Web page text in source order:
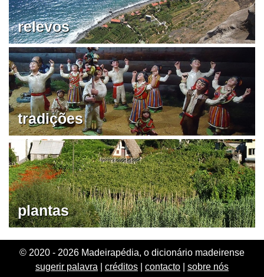
relevos
tradições
plantas
© 2020 - 2026 Madeirapédia, o dicionário madeirense
sugerir palavra
créditos contacto sobre nós